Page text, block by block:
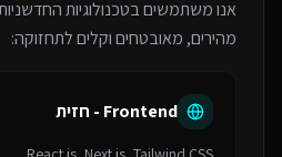
אנו משתמשים בטכנולוגיות
מהירים, מאובטחים וקלים לתחזוקה:
Frontend - חזית